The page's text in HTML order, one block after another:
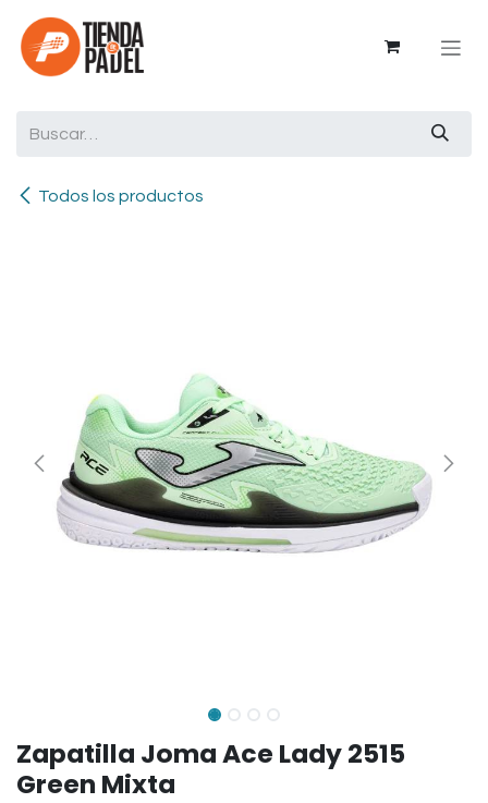
Ir al contenido
Todos los productos
Zapatilla Joma Ace Lady 2515
Green Mixta